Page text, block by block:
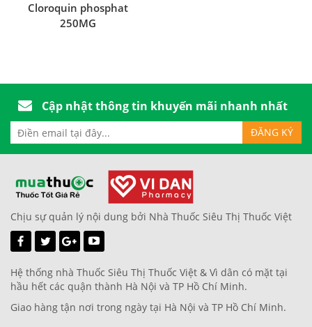
Cloroquin phosphat
250MG
Cập nhật thông tin khuyến mãi nhanh nhất
Chịu sự quản lý nội dung bởi Nhà Thuốc Siêu Thị Thuốc Việt
Hệ thống nhà Thuốc Siêu Thị Thuốc Việt & Vì dân có mặt tại
hầu hết các quận thành Hà Nội và TP Hồ Chí Minh.
Giao hàng tận nơi trong ngày tại Hà Nội và TP Hồ Chí Minh.